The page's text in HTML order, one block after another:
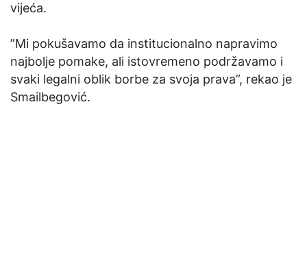
vijeća.
”Mi pokušavamo da institucionalno napravimo
najbolje pomake, ali istovremeno podržavamo i
svaki legalni oblik borbe za svoja prava”, rekao je
Smailbegović.